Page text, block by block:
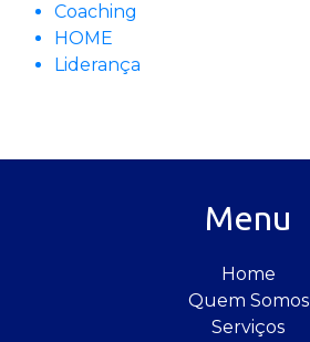
Coaching
HOME
Liderança
Menu
Home
Quem Somos
Serviços